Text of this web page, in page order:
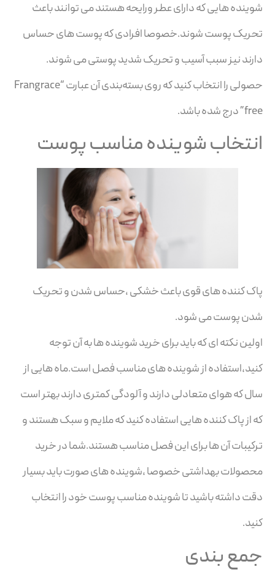
شوینده هایی که دارای عطر ورایحه هستند می توانند باعث
تحریک پوست شوند.خصوصا افرادی که پوست های حساس
دارند نیز سبب آسیب و تحریک شدید پوستی می شوند.
حصولی را انتخاب کنید که روی بسته‌بندی آن عبارت “Frangrace
free” درج شده باشد.
انتخاب شوینده مناسب پوست
پاک کننده های قوی باعث خشکی ،حساس شدن و تحریک
شدن پوست می شود.
اولین نکته ای که باید برای خرید شوینده ها به آن توجه
کنید،استفاده از شوینده های مناسب فصل است.ماه هایی از
سال که هوای متعادلی دارند و آلودگی کمتری دارند بهتر است
که از پاک کننده هایی استفاده کنید که ملایم و سبک هستند و
ترکیبات آن ها برای این فصل مناسب هستند.شما در خرید
محصولات بهداشتی خصوصا ،شوینده های صورت باید بسیار
دقت داشته باشید تا شوینده مناسب پوست خود را انتخاب
کنید.
جمع بندی